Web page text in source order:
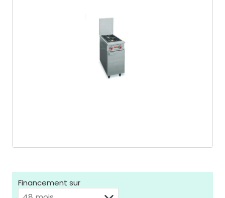
Financement sur